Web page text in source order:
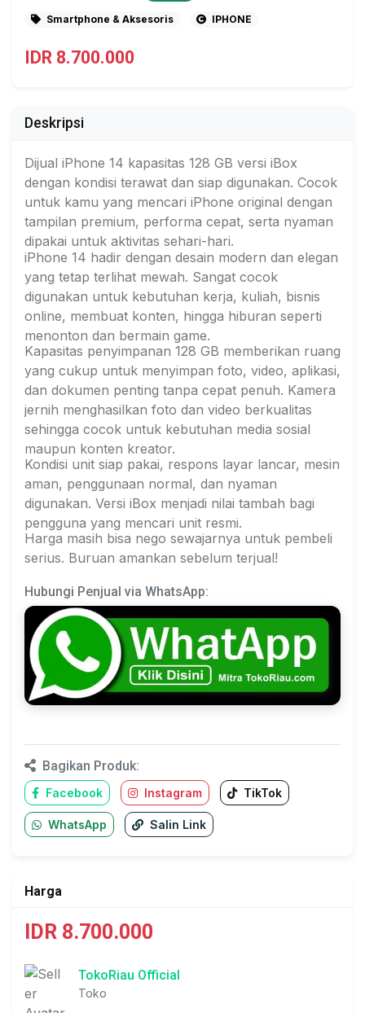
Smartphone & Aksesoris IPHONE
IDR 8.700.000
Deskripsi
Dijual iPhone 14 kapasitas 128 GB versi iBox
dengan kondisi terawat dan siap digunakan. Cocok
untuk kamu yang mencari iPhone original dengan
tampilan premium, performa cepat, serta nyaman
dipakai untuk aktivitas sehari-hari.
iPhone 14 hadir dengan desain modern dan elegan
yang tetap terlihat mewah. Sangat cocok
digunakan untuk kebutuhan kerja, kuliah, bisnis
online, membuat konten, hingga hiburan seperti
menonton dan bermain game.
Kapasitas penyimpanan 128 GB memberikan ruang
yang cukup untuk menyimpan foto, video, aplikasi,
dan dokumen penting tanpa cepat penuh. Kamera
jernih menghasilkan foto dan video berkualitas
sehingga cocok untuk kebutuhan media sosial
maupun konten kreator.
Kondisi unit siap pakai, respons layar lancar, mesin
aman, penggunaan normal, dan nyaman
digunakan. Versi iBox menjadi nilai tambah bagi
pengguna yang mencari unit resmi.
Harga masih bisa nego sewajarnya untuk pembeli
serius. Buruan amankan sebelum terjual!
Hubungi Penjual via WhatsApp:
Bagikan Produk:
Facebook Instagram TikTok
WhatsApp Salin Link
Harga
IDR 8.700.000
TokoRiau Official
Toko